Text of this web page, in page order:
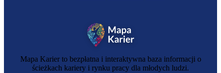
Mapa Karier to bezpłatna i interaktywna baza informacji o
ścieżkach kariery i rynku pracy dla młodych ludzi.